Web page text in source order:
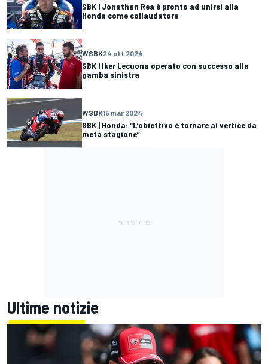
SBK | Jonathan Rea è pronto ad unirsi alla
Honda come collaudatore
WSBK24 ott 2024
SBK | Iker Lecuona operato con successo alla
gamba sinistra
WSBK15 mar 2024
SBK | Honda: “L’obiettivo è tornare al vertice da
metà stagione”
Ultime notizie